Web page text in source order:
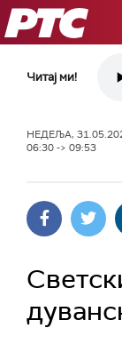
РТС
Читај ми!
НЕДЕЉА,
06:30 -> 09:53